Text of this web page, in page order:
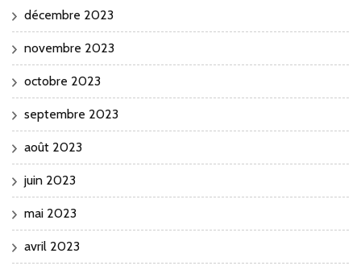
décembre 2023
novembre 2023
octobre 2023
septembre 2023
août 2023
juin 2023
mai 2023
avril 2023